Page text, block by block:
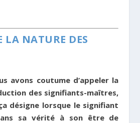
LA NATURE DES
avons coutume d’appeler la
des signifiants-maîtres,
désigne lorsque le signifiant
sa vérité à son être de